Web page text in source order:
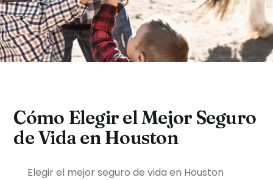
Cómo Elegir el Mejor Seguro
de Vida en Houston
Elegir el mejor seguro de vida en Houston